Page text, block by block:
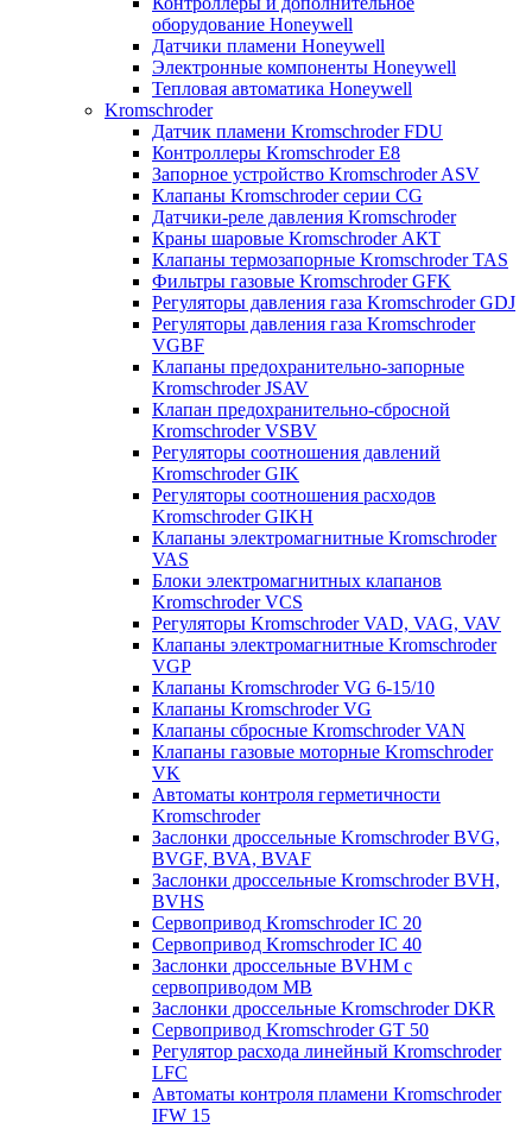
оборудование Honeywell
Датчики пламени Honeywell
Электронные компоненты Honeywell
Тепловая автоматика Honeywell
Kromschroder
Датчик пламени Kromschroder FDU
Контроллеры Kromschroder E8
Запорное устройство Kromschroder ASV
Клапаны Kromschroder серии CG
Датчики-реле давления Kromschroder
Краны шаровые Kromschroder АКТ
Клапаны термозапорные Kromschroder TAS
Фильтры газовые Kromschroder GFK
Регуляторы давления газа Kromschroder GDJ
Регуляторы давления газа Kromschroder
VGBF
Клапаны предохранительно-запорные
Kromschroder JSAV
Клапан предохранительно-сбросной
Kromschroder VSBV
Регуляторы соотношения давлений
Kromschroder GIK
Регуляторы соотношения расходов
Kromschroder GIKH
Клапаны электромагнитные Kromschroder
VAS
Блоки электромагнитных клапанов
Kromschroder VCS
Регуляторы Kromschroder VAD, VAG, VAV
Клапаны электромагнитные Kromschroder
VGP
Клапаны Kromschroder VG 6-15/10
Клапаны Kromschroder VG
Клапаны сбросные Kromschroder VAN
Клапаны газовые моторные Kromschroder
VK
Автоматы контроля герметичности
Kromschroder
Заслонки дроссельные Kromschroder BVG,
BVGF, BVA, BVAF
Заслонки дроссельные Kromschroder BVH,
BVHS
Сервопривод Kromschroder IC 20
Сервопривод Kromschroder IC 40
Заслонки дроссельные BVHM с
сервоприводом МВ
Заслонки дроссельные Kromschroder DKR
Cервопривод Kromschroder GT 50
Регулятор расхода линейный Kromschroder
LFC
Автоматы контроля пламени Kromschroder
IFW 15